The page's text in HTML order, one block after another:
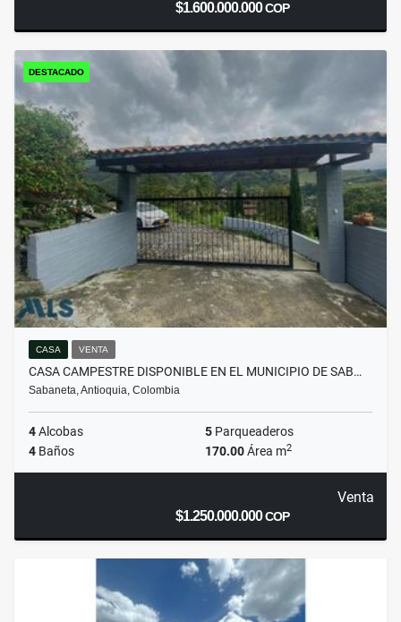
$1.600.000.000COP
DESTACADO
CASA VENTA
CASA CAMPESTRE DISPONIBLE EN EL MUNICIPIO DE SAB…
Sabaneta, Antioquia, Colombia
4Alcobas 5 Parqueaderos
4 Baños 170.00Área m2
Venta
$1.250.000.000COP